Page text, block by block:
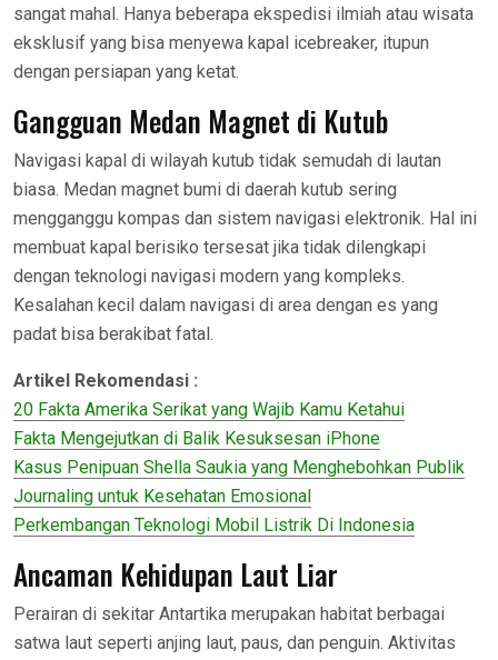
sangat mahal. Hanya beberapa ekspedisi ilmiah atau wisata
eksklusif yang bisa menyewa kapal icebreaker, itupun
dengan persiapan yang ketat.
Gangguan Medan Magnet di Kutub
Navigasi kapal di wilayah kutub tidak semudah di lautan
biasa. Medan magnet bumi di daerah kutub sering
mengganggu kompas dan sistem navigasi elektronik. Hal ini
membuat kapal berisiko tersesat jika tidak dilengkapi
dengan teknologi navigasi modern yang kompleks.
Kesalahan kecil dalam navigasi di area dengan es yang
padat bisa berakibat fatal.
Artikel Rekomendasi :
20 Fakta Amerika Serikat yang Wajib Kamu Ketahui
Fakta Mengejutkan di Balik Kesuksesan iPhone
Kasus Penipuan Shella Saukia yang Menghebohkan Publik
Journaling untuk Kesehatan Emosional
Perkembangan Teknologi Mobil Listrik Di Indonesia
Ancaman Kehidupan Laut Liar
Perairan di sekitar Antartika merupakan habitat berbagai
satwa laut seperti anjing laut, paus, dan penguin. Aktivitas